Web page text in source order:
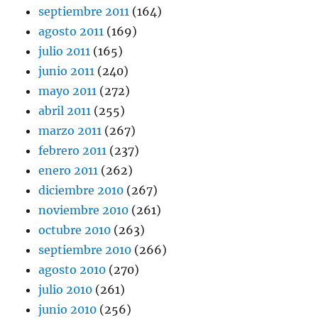
septiembre 2011 (164)
agosto 2011 (169)
julio 2011 (165)
junio 2011 (240)
mayo 2011 (272)
abril 2011 (255)
marzo 2011 (267)
febrero 2011 (237)
enero 2011 (262)
diciembre 2010 (267)
noviembre 2010 (261)
octubre 2010 (263)
septiembre 2010 (266)
agosto 2010 (270)
julio 2010 (261)
junio 2010 (256)